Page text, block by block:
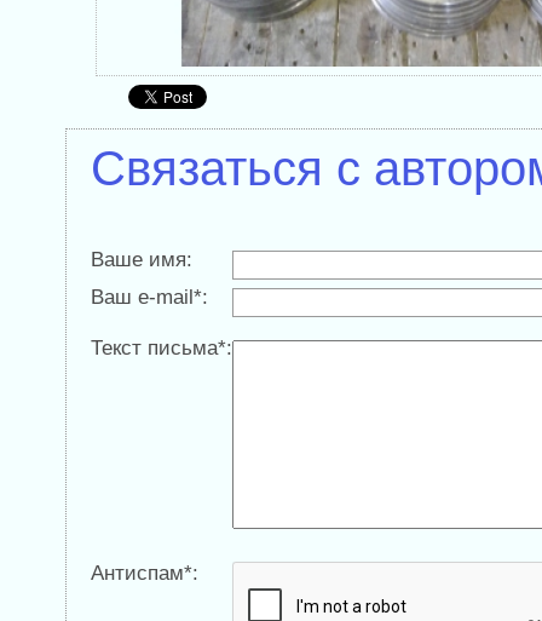
Связаться с
Ваше имя:
Ваш e-mail*:
Текст письма*:
Антиспам*: